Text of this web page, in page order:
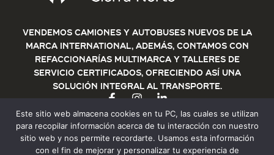
Vendemos Camiones y Autobuses nuevos de la
marca International, además, contamos con
refaccionarías multimarca y talleres de
servicio certificados, ofreciendo así una
solución integral al transporte.
Este sitio web almacena cookies en tu PC, las cuales se utilizan
para recopilar información acerca de tu interacción con nuestro
sitio web y nos permite recordarte. Usamos esta información
con el fin de mejorar y personalizar tu experiencia de